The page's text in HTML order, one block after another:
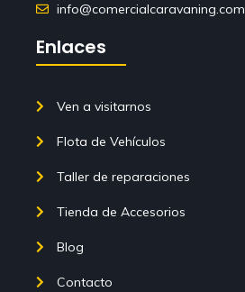
info@comercialcaravaning.com
Enlaces
Ven a visitarnos
Flota de Vehículos
Taller de reparaciones
Tienda de Accesorios
Blog
Contacto